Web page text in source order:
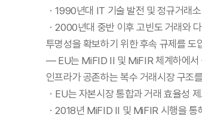
・1990년대 IT 기술 발전 및 정규거
・2000년대 중반 이후 고빈도 거래와
투명성을 확보하기 위한 후속 규제를 도
— EU는 MiFID II 및 MiFIR 체계하에서
인프라가 공존하는 복수 거래시장 구조
・EU는 자본시장 통합과 거래 효율
・2018년 MiFID II 및 MiFIR 시행을